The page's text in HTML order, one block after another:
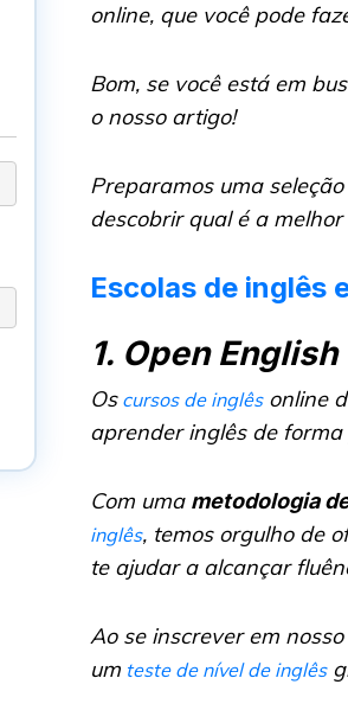
online, que você pode
Bom, se você está em
o nosso artigo!
Preparamos uma
descobrir qual é a
Escolas de inglês
1. Open English
Os cursos de inglêsonline
aprender inglês de
Com uma metodologia
inglês, temos orgulho de
te ajudar a alcançar
Ao se inscrever em nosso
um teste de nível de inglês